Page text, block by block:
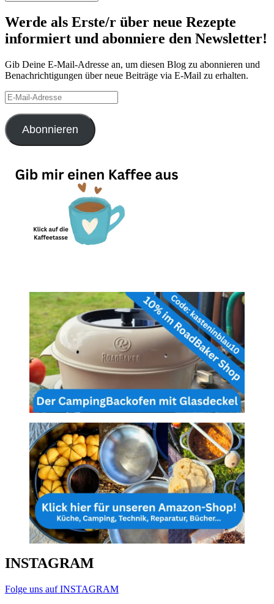
Werde als Erste/r über neue Rezepte
informiert und abonniere den Newsletter!
Gib Deine E-Mail-Adresse an, um diesen Blog zu abonnieren und
Benachrichtigungen über neue Beiträge via E-Mail zu erhalten.
E-
Mail-
Adresse
Abonnieren
INSTAGRAM
Folge uns auf INSTAGRAM